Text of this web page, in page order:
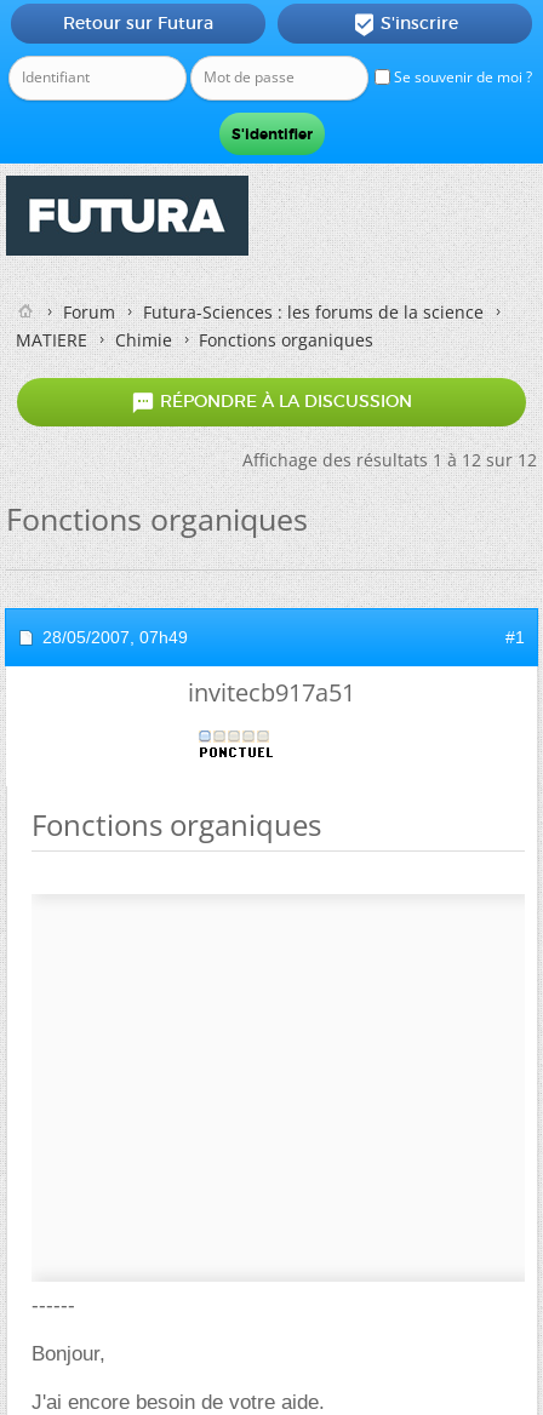
Se souvenir de moi ?
Retour sur Futura  S'inscrire
Forum
Futura-Sciences : les forums de la science
MATIERE
Chimie Fonctions organiques
 RÉPONDRE À LA DISCUSSION
Affichage des résultats 1 à 12 sur 12
Fonctions organiques
28/05/2007, 07h49 #1
invitecb917a51
Fonctions organiques
------
Bonjour,
J'ai encore besoin de votre aide.